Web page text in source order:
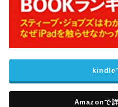
kindle
Amazonで